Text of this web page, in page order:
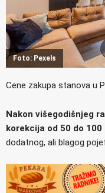
Foto: Pexels
Cene zakupa stanova u
Nakon višegodišnjeg
korekcija od 50 do 100
dodatnog, ali blagog